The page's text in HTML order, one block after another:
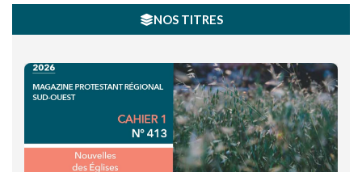
NOS TITRES